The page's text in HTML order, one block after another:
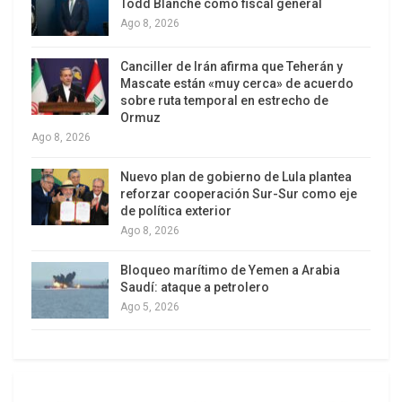
nefastas consecuencias de las exitosas
antichavistas, para acelerar y profundizar el cerco
económico contra el país entero.
Foto: Rome Arrieche. Caracas. domingo 6 de
II.-
Semejante cuadro permite explicar parcialmente
según se desprende del segundo boletín oficial
del Consejo Nacional Electoral, ofrecido durante
la tarde de este lunes 7 de diciembre, con el 98,63
Todd Blanche como fiscal general
Ago 8, 2026
Canciller de Irán afirma que Teherán y
Mascate están «muy cerca» de acuerdo
sobre ruta temporal en estrecho de
Ormuz
Ago 8, 2026
Nuevo plan de gobierno de Lula plantea
reforzar cooperación Sur-Sur como eje
de política exterior
Ago 8, 2026
Bloqueo marítimo de Yemen a Arabia
Saudí: ataque a petrolero
Ago 5, 2026